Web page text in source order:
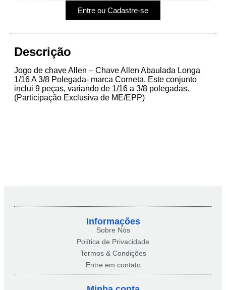
Entre ou Cadastre-se
Descrição
Jogo de chave Allen – Chave Allen Abaulada Longa
1/16 A 3/8 Polegada- marca Corneta. Este conjunto
inclui 9 peças, variando de 1/16 a 3/8 polegadas.
(Participação Exclusiva de ME/EPP)
Informações
Sobre Nós
Política de Privacidade
Termos & Condições
Entre em contato